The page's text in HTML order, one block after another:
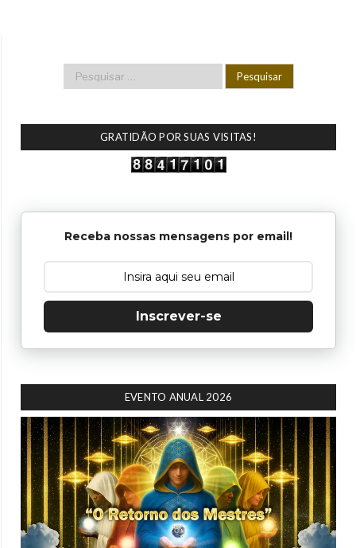
GRATIDÃO POR SUAS VISITAS!
Receba nossas mensagens por email!
Inscrever-se
EVENTO ANUAL 2026